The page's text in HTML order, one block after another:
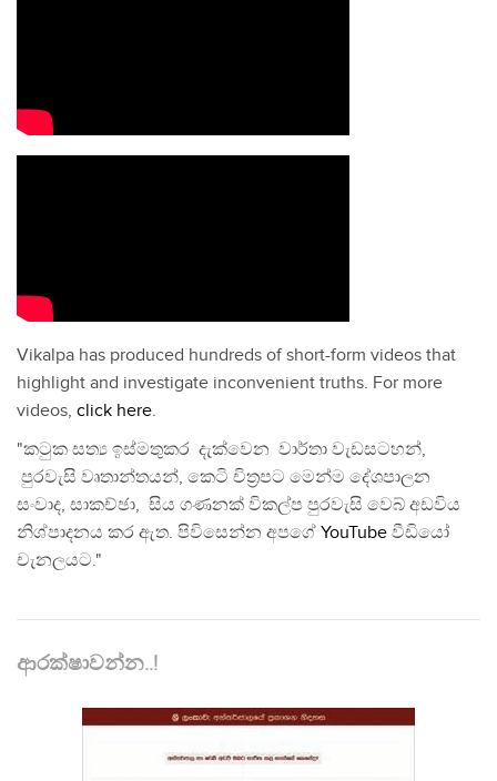
Vikalpa has produced hundreds of short-form videos that
highlight and investigate inconvenient truths. For more
videos, click here.
"කටුක සත්‍ය ඉස්මතුකර දැක්වෙන වාර්තා වැඩසටහන්,
පුරවැසි වෘතාන්තයන්, කෙටි චිත්‍රපට මෙන්ම දේශපාලන
සංවාද, සාකච්ඡා, සිය ගණනක් විකල්ප පුරවැසි වෙබ් අඩවිය
නිශ්පාදනය කර ඇත. පිවිසෙන්න අපගේ YouTube වීඩියෝ
චැනලයට."
ආරක්ෂාවන්න..!